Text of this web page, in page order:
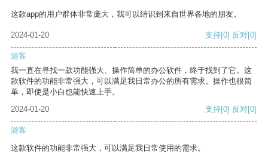
这款app的用户群体非常庞大，我可以结识到来自世界各地的朋友。
2024-01-20 支持[0] 反对[0]
游客
我一直在寻找一款功能强大、操作简单的办公软件，终于找到了它。这
款软件的功能非常强大，可以满足我日常办公的所有需求。操作也很简
单，即使是小白也能快速上手。
2024-01-20
支持[0] 反对[0]
游客
这款软件的功能非常强大，可以满足我日常使用的需求。